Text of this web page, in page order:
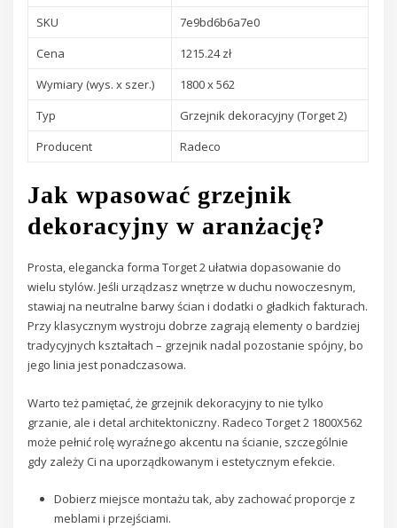
SKU
7e9bd6b6a7e0
Cena
1215.24 zł
Wymiary (wys. x szer.)
1800 x 562
Typ
Grzejnik dekoracyjny (Torget 2)
Producent
Radeco
Jak wpasować grzejnik
dekoracyjny w aranżację?
Prosta, elegancka forma Torget 2 ułatwia dopasowanie do
wielu stylów. Jeśli urządzasz wnętrze w duchu nowoczesnym,
stawiaj na neutralne barwy ścian i dodatki o gładkich fakturach.
Przy klasycznym wystroju dobrze zagrają elementy o bardziej
tradycyjnych kształtach – grzejnik nadal pozostanie spójny, bo
jego linia jest ponadczasowa.
Warto też pamiętać, że grzejnik dekoracyjny to nie tylko
grzanie, ale i detal architektoniczny. Radeco Torget 2 1800X562
może pełnić rolę wyraźnego akcentu na ścianie, szczególnie
gdy zależy Ci na uporządkowanym i estetycznym efekcie.
Dobierz miejsce montażu tak, aby zachować proporcje z
meblami i przejściami.